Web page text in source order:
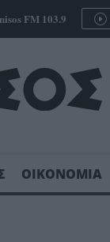
FM 103.9
ΟΙΚΟΝΟΜΙΑ